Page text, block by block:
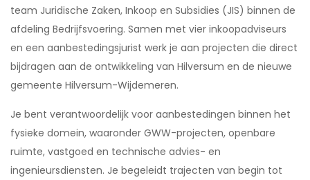
team Juridische Zaken, Inkoop en Subsidies (JIS) binnen de
afdeling Bedrijfsvoering. Samen met vier inkoopadviseurs
en een aanbestedingsjurist werk je aan projecten die direct
bijdragen aan de ontwikkeling van Hilversum en de nieuwe
gemeente Hilversum-Wijdemeren.
Je bent verantwoordelijk voor aanbestedingen binnen het
fysieke domein, waaronder GWW-projecten, openbare
ruimte, vastgoed en technische advies- en
ingenieursdiensten. Je begeleidt trajecten van begin tot